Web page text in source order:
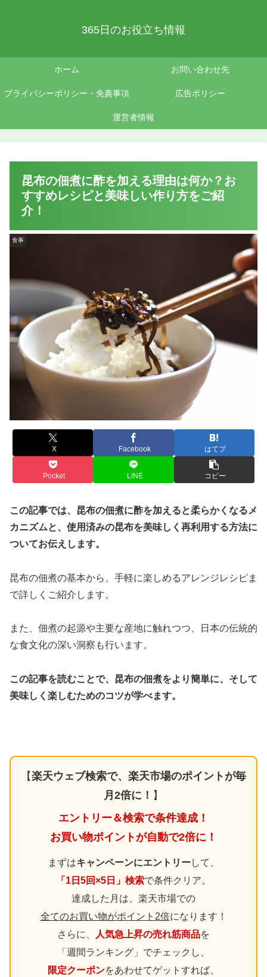
365日のお役立ち情報
ホーム お問い合わせ先
プライバシーポリシー・免責事項 広告ポリシー
運営者情報
昆布の佃煮に酢を加える理由は何か？お
すすめレシピと美味しい作り方をご紹
介！
食事
X Facebook はてブ
Pocket LINE コピー
この記事では、昆布の佃煮に酢を加えると柔らかくなるメ
カニズムと、使用済みの昆布を美味しく再利用する方法に
ついてお伝えします。
昆布の佃煮の基本から、手軽に楽しめるアレンジレシピま
で詳しくご紹介します。
また、佃煮の起源や主要な産地に触れつつ、日本の伝統的
な食文化の深い洞察も行います。
この記事を読むことで、昆布の佃煮をより簡単に、そして
美味しく楽しむためのコツが学べます。
【楽天ウェブ検索で、楽天市場のポイントが毎
月2倍に！ 】
エントリー＆検索で条件達成！
お買い物ポイントが自動で2倍に！
まずはキャンペーンにエントリーして、
「1日5回×5日」検索で条件クリア。
達成した月は、楽天市場での
全てのお買い物がポイント2倍になります！
さらに、
人気急上昇の売れ筋商品を
「週間ランキング」でチェックし、
限定クーポンをあわせてゲットすれば、